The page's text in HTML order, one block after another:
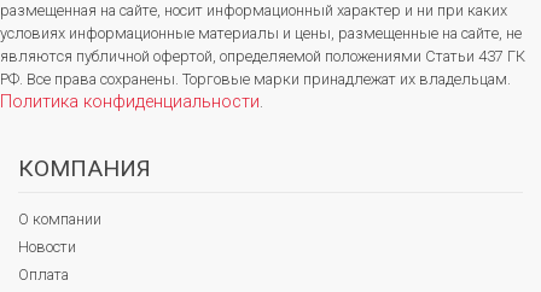
размещенная на сайте, носит информационный характер и ни при каких
условиях информационные материалы и цены, размещенные на сайте, не
являются публичной офертой, определяемой положениями Статьи 437 ГК
РФ. Все права сохранены. Торговые марки принадлежат их владельцам.
Политика конфиденциальности.
КОМПАНИЯ
О компании
Новости
Оплата